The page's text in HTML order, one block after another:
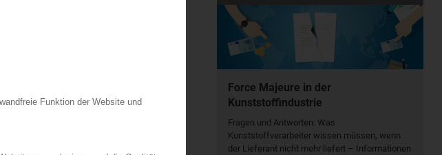
Force Majeure in der
Kunststoffindustrie
Fragen und Antworten: Was
Kunst­stoff­verarbeiter wissen müssen, wenn
der Lieferant nicht mehr liefert – Informationen